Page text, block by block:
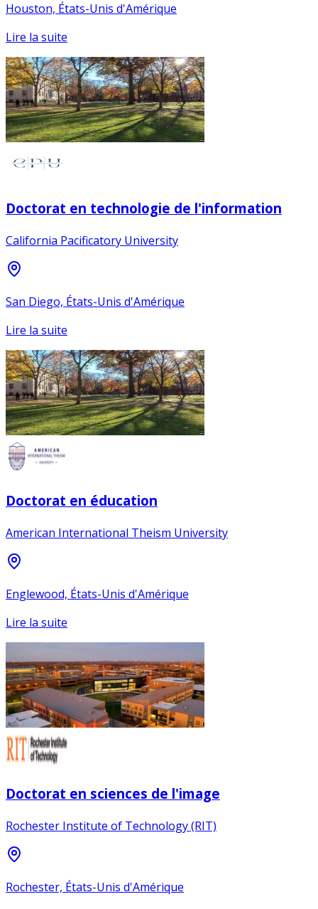
Houston, États-Unis d'Amérique
Lire la suite
Doctorat en technologie de l'information
California Pacificatory University
San Diego, États-Unis d'Amérique
Lire la suite
Doctorat en éducation
American International Theism University
Englewood, États-Unis d'Amérique
Lire la suite
Doctorat en sciences de l'image
Rochester Institute of Technology (RIT)
Rochester, États-Unis d'Amérique